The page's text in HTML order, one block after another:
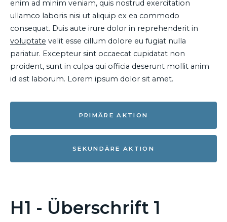
enim ad minim veniam, quis nostrud exercitation
ullamco laboris nisi ut aliquip ex ea commodo
consequat. Duis aute irure dolor in reprehenderit in
voluptate velit esse cillum dolore eu fugiat nulla
pariatur. Excepteur sint occaecat cupidatat non
proident, sunt in culpa qui officia deserunt mollit anim
id est laborum. Lorem ipsum dolor sit amet.
PRIMÄRE AKTION
SEKUNDÄRE AKTION
H1 - Überschrift 1